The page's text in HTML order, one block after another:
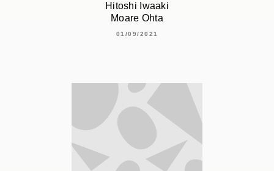
Hitoshi Iwaaki
Moare Ohta
01/09/2021